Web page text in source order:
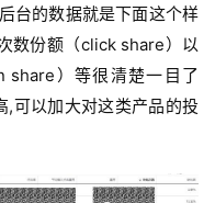
台的数据就是下面这个样
数份额（click share）以
share）等很清楚一目了
,可以加大对这类产品的投